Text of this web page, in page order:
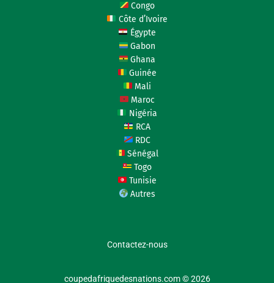
Congo
Côte d’Ivoire
Égypte
Gabon
Ghana
Guinée
Mali
Maroc
Nigéria
RCA
RDC
Sénégal
Togo
Tunisie
Autres
Contactez-nous
coupedafriquedesnations.com © 2026